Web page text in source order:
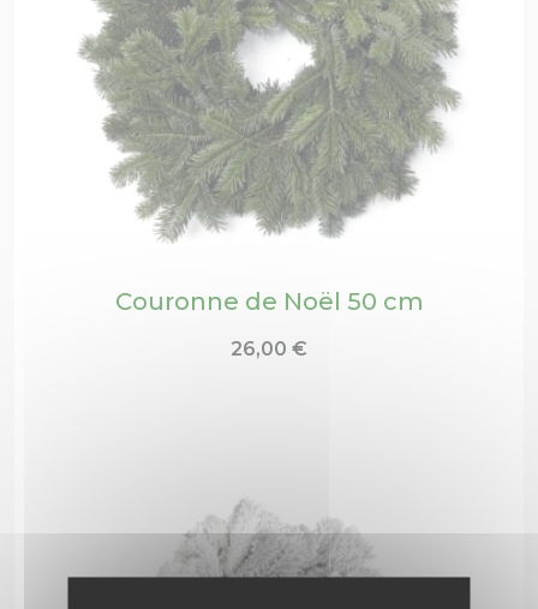
Couronne de Noël 50 cm
26,00 €